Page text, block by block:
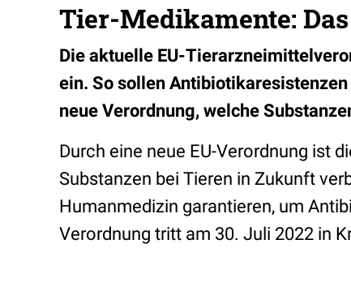
Tier-Medikamente:
Die aktuelle EU-
ein. So sollen
neue Verordnung, welche
Durch eine neue EU-Verordnung ist
Substanzen bei Tieren in Zukunft
Humanmedizin garantieren, um
Verordnung tritt am 30. Juli 2022 in